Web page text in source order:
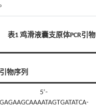
表1 鸡滑液囊支原体PCR引物
引物序列
5’-
GAGAAGCAAAATAGTGATATCA-